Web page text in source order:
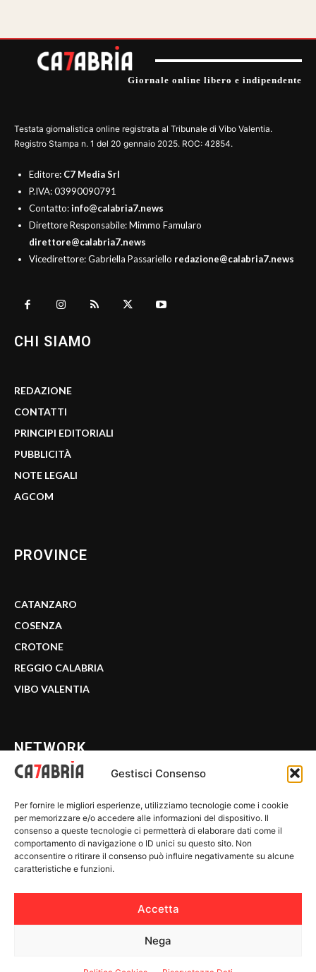
Gestisci Consenso
Per fornire le migliori esperienze, utilizziamo tecnologie come i cookie
per memorizzare e/o accedere alle informazioni del dispositivo. Il
consenso a queste tecnologie ci permetterà di elaborare dati come il
comportamento di navigazione o ID unici su questo sito. Non
acconsentire o ritirare il consenso può influire negativamente su alcune
caratteristiche e funzioni.
Accetta
Nega
Giornale online libero e indipendente
Testata giornalistica online registrata al Tribunale di Vibo Valentia.
Registro Stampa n. 1 del 20 gennaio 2025. ROC: 42854.
Editore: C7 Media Srl
P.IVA: 03990090791
Contatto:info@calabria7.news
Direttore Responsabile: Mimmo Famularo
direttore@calabria7.news
Vicedirettore: Gabriella Passariello redazione@calabria7.news
CHI SIAMO
REDAZIONE
CONTATTI
PRINCIPI EDITORIALI
PUBBLICITÀ
NOTE LEGALI
AGCOM
PROVINCE
CATANZARO
COSENZA
CROTONE
REGGIO CALABRIA
VIBO VALENTIA
NETWORK
WE CALABRIA
C7 PLAY
MIX ZONE